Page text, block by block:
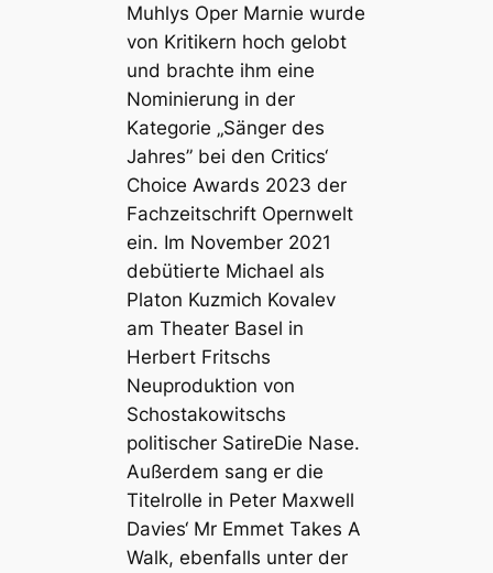
Muhlys Oper Marnie wurde
von Kritikern hoch gelobt
und brachte ihm eine
Nominierung in der
Kategorie „Sänger des
Jahres” bei den Critics‘
Choice Awards 2023 der
Fachzeitschrift Opernwelt
ein. Im November 2021
debütierte Michael als
Platon Kuzmich Kovalev
am Theater Basel in
Herbert Fritschs
Neuproduktion von
Schostakowitschs
politischer SatireDie Nase.
Außerdem sang er die
Titelrolle in Peter Maxwell
Davies‘ Mr Emmet Takes A
Walk, ebenfalls unter der